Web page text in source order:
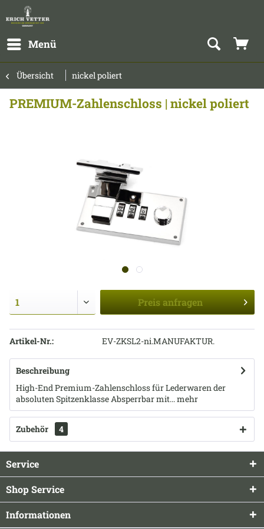
Menü
Übersicht nickel poliert
PREMIUM-Zahlenschloss | nickel poliert
Preis anfragen
Artikel-Nr.: EV-ZKSL2-ni.MANUFAKTUR.
Beschreibung
High-End Premium-Zahlenschloss für Lederwaren der
absoluten Spitzenklasse Absperrbar mit...mehr
Zubehör 4
Service
Shop Service
Informationen